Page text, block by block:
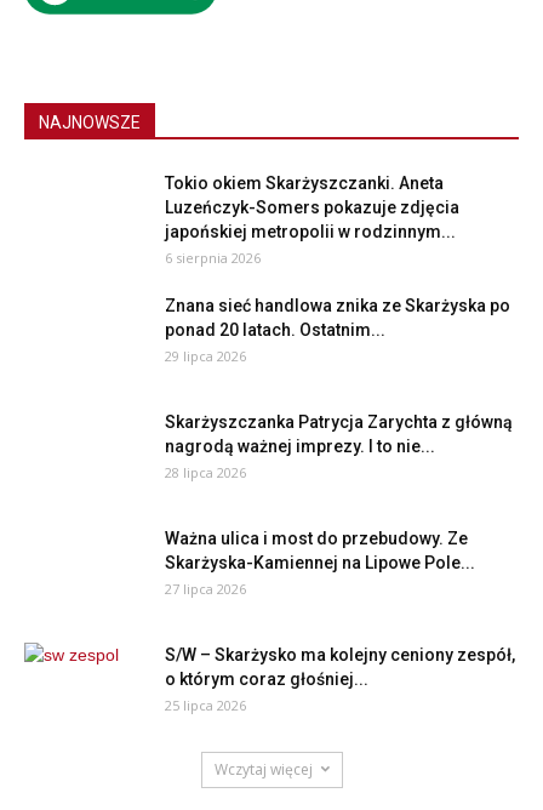
NAJNOWSZE
Tokio okiem Skarżyszczanki. Aneta
Luzeńczyk-Somers pokazuje zdjęcia
japońskiej metropolii w rodzinnym...
6 sierpnia 2026
Znana sieć handlowa znika ze Skarżyska po
ponad 20 latach. Ostatnim...
29 lipca 2026
Skarżyszczanka Patrycja Zarychta z główną
nagrodą ważnej imprezy. I to nie...
28 lipca 2026
Ważna ulica i most do przebudowy. Ze
Skarżyska-Kamiennej na Lipowe Pole...
27 lipca 2026
S/W – Skarżysko ma kolejny ceniony zespół,
o którym coraz głośniej...
25 lipca 2026
Wczytaj więcej